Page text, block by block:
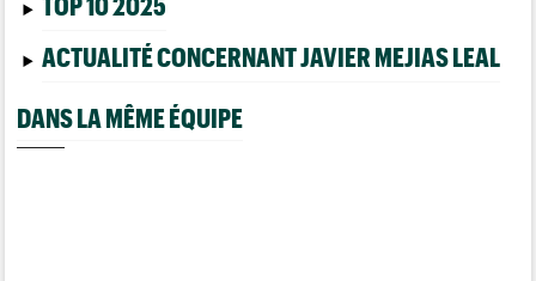
ACTUALITÉ CONCERNANT JAVIER MEJIAS LEAL
DANS LA MÊME ÉQUIPE